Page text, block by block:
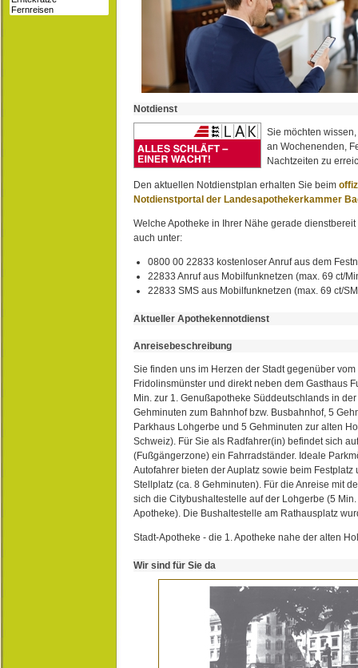
Notdienst
Sie möchten
an Wochenenden,
Nachtzeiten zu
Den aktuellen Notdienstplan erhalten Sie beim
Notdienstportal der Landesapothekerkammer
Welche Apotheke in Ihrer Nähe gerade
auch unter:
0800 00 22833 kostenloser Anruf aus dem
22833 Anruf aus Mobilfunknetzen (max. 69 ct/
22833 SMS aus Mobilfunknetzen (max. 69 ct/
Aktueller Apothekennotdienst
Anreisebeschreibung
Sie finden uns im Herzen der Stadt gegenüber
Fridolinsmünster und direkt neben dem Gasthaus
Min. zur 1. Genußapotheke Süddeutschlands in
Gehminuten zum Bahnhof bzw. Busbahnhof, 5
Parkhaus Lohgerbe und 5 Gehminuten zur alten
Schweiz). Für Sie als Radfahrer(in) befindet sich
(Fußgängerzone) ein Fahrradständer. Ideale
Autofahrer bieten der Auplatz sowie beim Festplatz
Stellplatz (ca. 8 Gehminuten). Für die Anreise mit
sich die Citybushaltestelle auf der Lohgerbe (5
Apotheke). Die Bushaltestelle am Rathausplatz
Stadt-Apotheke - die 1. Apotheke nahe der alten
Wir sind für Sie da